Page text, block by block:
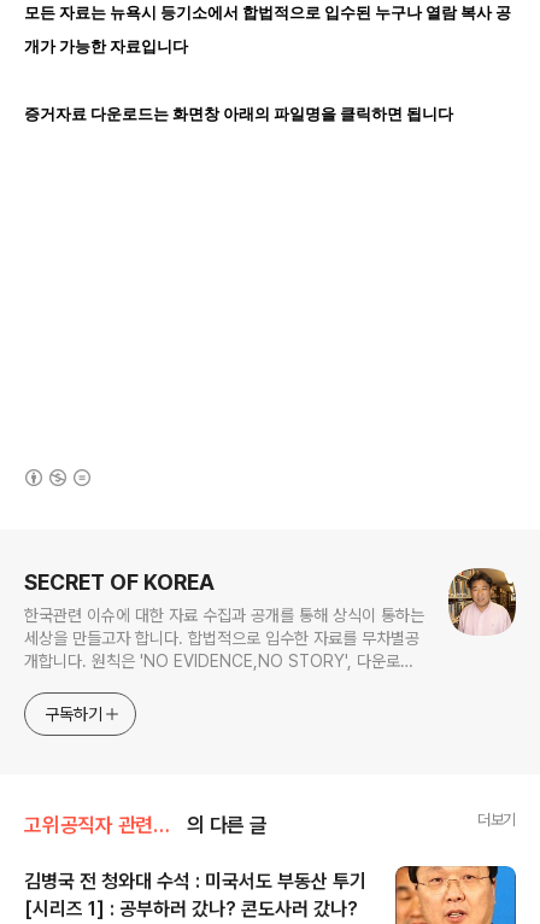
모든 자료는 뉴욕시 등기소에서 합법적으로 입수된 누구나 열람 복사 공
개가 가능한 자료입니다
증거자료 다운로드는 화면창 아래의 파일명을 클릭하면 됩니다
SECRET OF KOREA
한국관련 이슈에 대한 자료 수집과 공개를 통해 상식이 통하는
세상을 만들고자 합니다. 합법적으로 입수한 자료를 무차별공
개합니다. 원칙은 'NO EVIDENCE,NO STORY', 다운로드
jesim56@gmail.com, 안보일때는 구글리더나 RSS로!!
구독하기
고위공직자 관련서류/김병국 전 청와대 수석 의 다른 글 더보기
김병국 전 청와대 수석 : 미국서도 부동산 투기
[시리즈 1] : 공부하러 갔나? 콘도사러 갔나?